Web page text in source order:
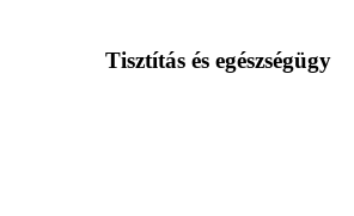
Tisztítás és egészségügy